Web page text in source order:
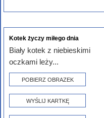
Kotek życzy miłego dnia
Biały kotek z niebieskimi
oczkami leży...
POBIERZ OBRAZEK
WYŚLIJ KARTKĘ